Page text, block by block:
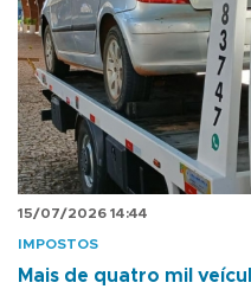
15/07/2026 14:44
IMPOSTOS
Mais de quatro mil